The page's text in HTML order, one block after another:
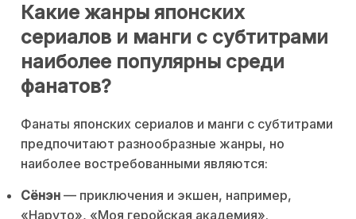
Какие жанры японских
сериалов и манги с субтитрами
наиболее популярны среди
фанатов?
Фанаты японских сериалов и манги с субтитрами
предпочитают разнообразные жанры, но
наиболее востребованными являются:
Сёнэн — приключения и экшен, например,
«Наруто», «Моя геройская академия».